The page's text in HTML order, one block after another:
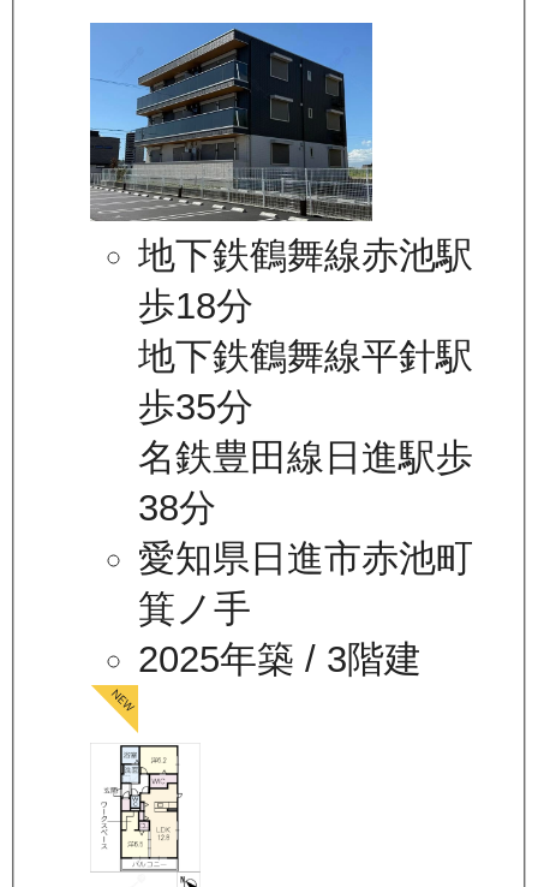
地下鉄鶴舞線赤池駅
歩18分
地下鉄鶴舞線平針駅
歩35分
名鉄豊田線日進駅歩
38分
愛知県日進市赤池町
箕ノ手
2025年築 / 3階建